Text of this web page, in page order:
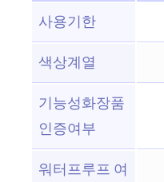
사용기한
색상계열
기능성화장품
인증여부
워터프루프 여